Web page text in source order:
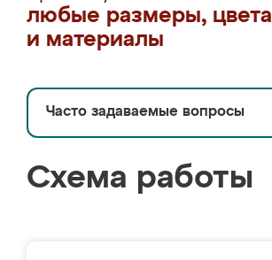
любые размеры, цвета
и материалы
Часто задаваемые вопросы
Схема работы